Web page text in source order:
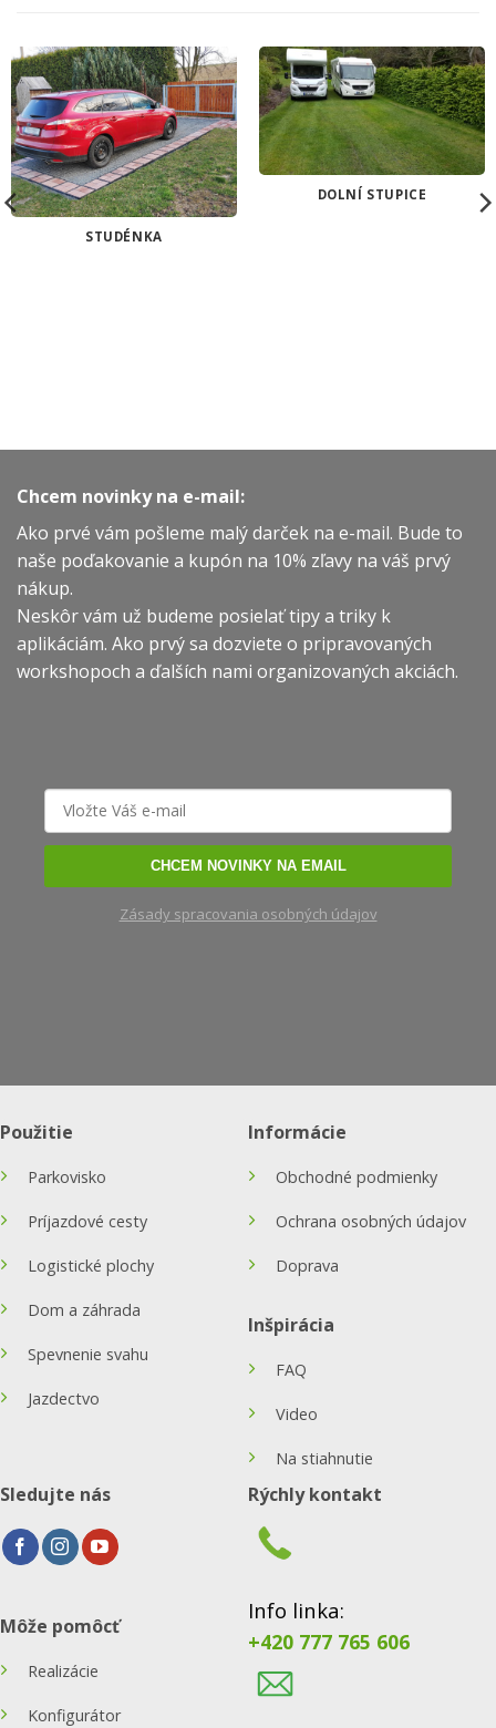
STUDÉNKA
DOLNÍ STUPICE
Chcem novinky na e-mail:
Ako prvé vám pošleme malý darček na e-mail. Bude to
naše poďakovanie a kupón na 10% zľavy na váš prvý
nákup.
Neskôr vám už budeme posielať tipy a triky k
aplikáciám. Ako prvý sa dozviete o pripravovaných
workshopoch a ďalších nami organizovaných akciách.
CHCEM NOVINKY NA EMAIL
Zásady spracovania osobných údajov
Použitie
Parkovisko
Príjazdové cesty
Logistické plochy
Dom a záhrada
Spevnenie svahu
Jazdectvo
Informácie
Obchodné podmienky
Ochrana osobných údajov
Doprava
Inšpirácia
FAQ
Video
Na stiahnutie
Sledujte nás
Môže pomôcť
Realizácie
Konfigurátor
Rýchly kontakt
Info linka:
+420 777 765 606